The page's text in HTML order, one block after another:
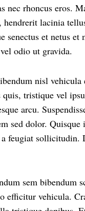
nec rhoncus eros.
lacinia
et netus et
odio ut gravida.
nisl
tristique vel
arcu.
sed dolor.
feugiat
sem bibendum
vehicula.